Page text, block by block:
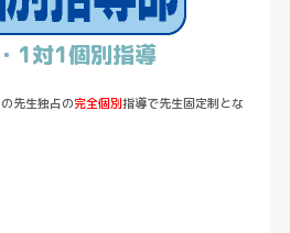
1対1個別指導
先生独占の完全個別指導で先生固定制とな